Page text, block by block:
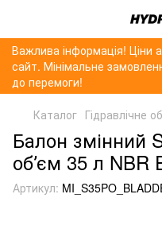
Важлива інформація! Ціни
сайт. Мінімальне
до перемоги!
Каталог Гідравлічне
Балон змінний
обʼєм 35 л NBR
Артикул: